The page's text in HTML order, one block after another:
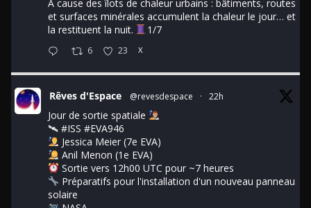
À cause des îlots de chaleur urbains : bâtiments, routes
et surfaces minérales accumulent la chaleur le jour… et
la restituent la nuit.
1/7
6 23 X
Rêves d'Espace @revesdespace · 22h
Jour de sortie spatiale
🛰 #ISS #EVA946
Jessica Meier (7e EVA)
Anil Menon (1e EVA)
Sortie vers 12h00 UTC pour ~7 heures
Préparatifs pour l'installation d'un nouveau panneau
solaire